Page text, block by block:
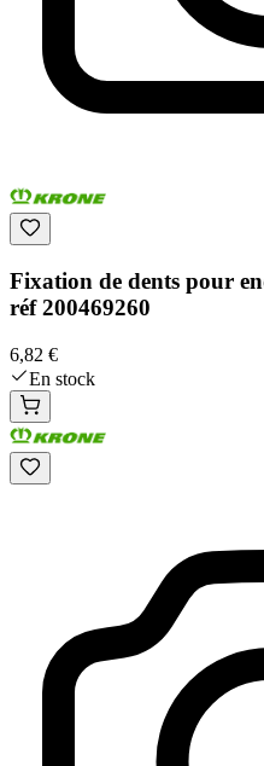
Fixation de dents pour
réf 200469260
6,82 €
En stock